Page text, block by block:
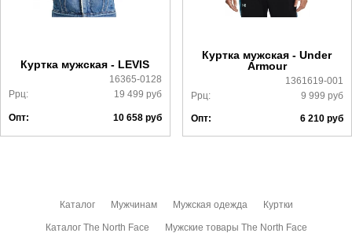
Более детально с условиями доставки и оплаты можно
Куртка мужская - LEVIS
16365-0128
Ррц:
19 499 руб
Опт: 10 658руб
Куртка мужская - Under
Armour
1361619-001
Ррц:
9 999 руб
Опт: 6 210 руб
Каталог Мужчинам Мужская одежда Куртки
Каталог The North Face Мужские товары The North Face